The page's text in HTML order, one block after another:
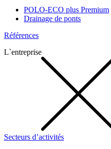
POLO-ECO plus Premium
Drainage de ponts
Références
L`entreprise
Secteurs d’activités